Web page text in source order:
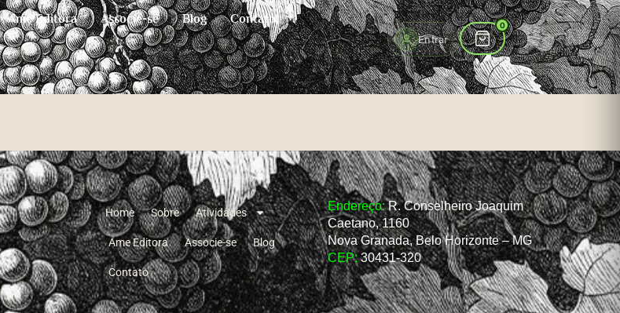
Entrar
0
Ame Editora Associe-se Blog Contato
Home Sobre Atividades
Ame Editora Associe-se Blog
Contato
Endereço: R. Conselheiro Joaquim
Caetano, 1160
Nova Granada, Belo Horizonte – MG
CEP: 30431-320